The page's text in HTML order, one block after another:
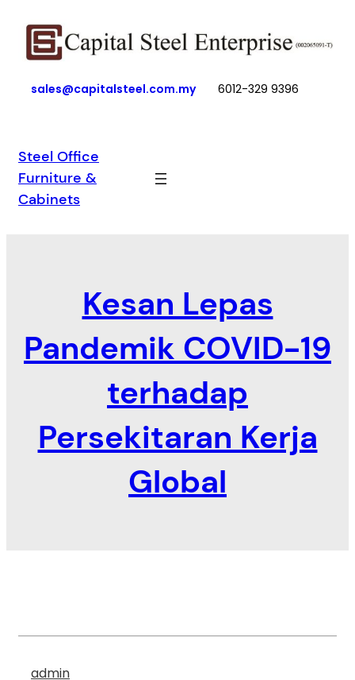
content
sales@capitalsteel.com.my 6012-329 9396
Steel Office
Furniture &
Cabinets
Kesan Lepas
Pandemik COVID-19
terhadap
Persekitaran Kerja
Global
admin